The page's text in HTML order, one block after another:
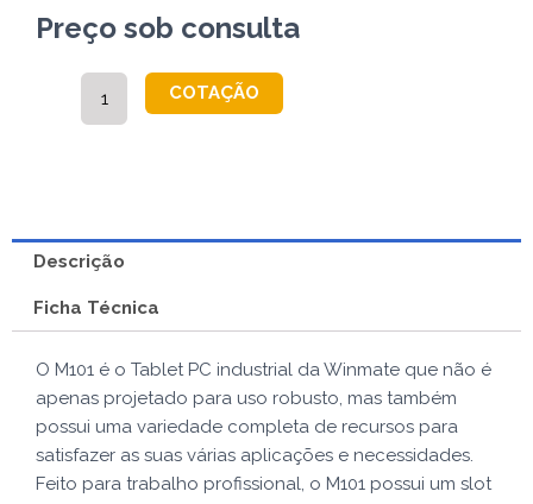
Preço sob consulta
COTAÇÃO
Descrição
Ficha Técnica
O M101 é o Tablet PC industrial da Winmate que não é
apenas projetado para uso robusto, mas também
possui uma variedade completa de recursos para
satisfazer as suas várias aplicações e necessidades.
Feito para trabalho profissional, o M101 possui um slot